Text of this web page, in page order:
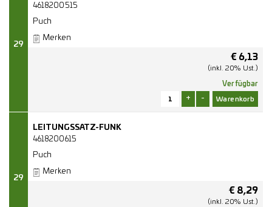
29
4618200515
Puch
Merken
€ 6,13
(inkl. 20% Ust.)
Verfügbar
+ -
29
LEITUNGSSATZ-FUNK
4618200615
Puch
Merken
€ 8,29
(inkl. 20% Ust.)